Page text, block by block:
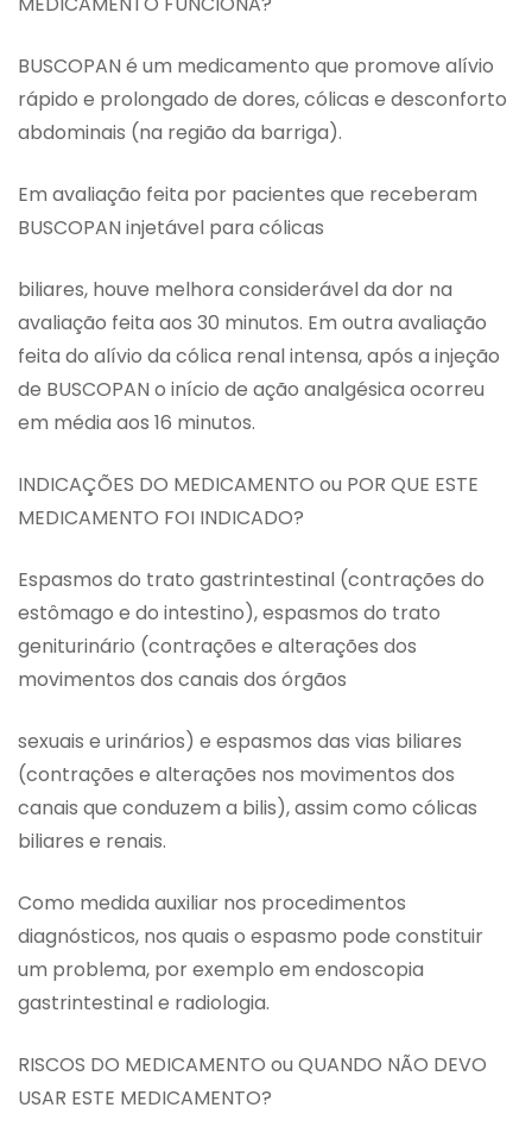
BUSCOPAN é um medicamento que promove alívio
rápido e prolongado de dores, cólicas e desconforto
abdominais (na região da barriga).
Em avaliação feita por pacientes que receberam
BUSCOPAN injetável para cólicas
biliares, houve melhora considerável da dor na
avaliação feita aos 30 minutos. Em outra avaliação
feita do alívio da cólica renal intensa, após a injeção
de BUSCOPAN o início de ação analgésica ocorreu
em média aos 16 minutos.
INDICAÇÕES DO MEDICAMENTO ou POR QUE ESTE
MEDICAMENTO FOI INDICADO?
Espasmos do trato gastrintestinal (contrações do
estômago e do intestino), espasmos do trato
geniturinário (contrações e alterações dos
movimentos dos canais dos órgãos
sexuais e urinários) e espasmos das vias biliares
(contrações e alterações nos movimentos dos
canais que conduzem a bilis), assim como cólicas
biliares e renais.
Como medida auxiliar nos procedimentos
diagnósticos, nos quais o espasmo pode constituir
um problema, por exemplo em endoscopia
gastrintestinal e radiologia.
RISCOS DO MEDICAMENTO ou QUANDO NÃO DEVO
USAR ESTE MEDICAMENTO?